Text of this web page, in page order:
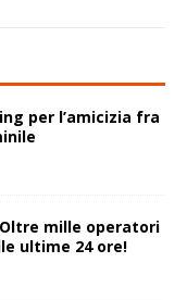
per l’amicizia fra
mille operatori
ultime 24 ore!